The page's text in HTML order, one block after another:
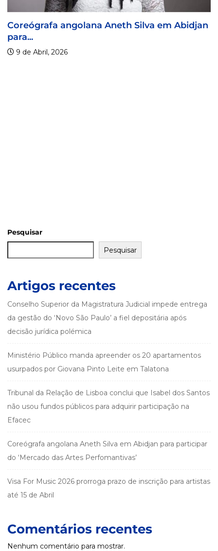
Silva em Abidjan Visa For Music 2026
Pesquisar
Pesquisar
Artigos recentes
Conselho Superior da Magistratura Judicial impede entrega
da gestão do ‘Novo São Paulo’ a fiel depositária após
decisão jurídica polémica
Ministério Público manda apreender os 20 apartamentos
usurpados por Giovana Pinto Leite em Talatona
Tribunal da Relação de Lisboa conclui que Isabel dos Santos
não usou fundos públicos para adquirir participação na
Efacec
Coreógrafa angolana Aneth Silva em Abidjan para participar
do ‘Mercado das Artes Perfomantivas’
Visa For Music 2026 prorroga prazo de inscrição para artistas
até 15 de Abril
Comentários recentes
Nenhum comentário para mostrar.